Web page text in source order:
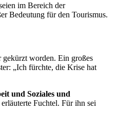
im Bereich der
Bedeutung für den Tourismus.
gekürzt worden. Ein großes
„Ich fürchte, die Krise hat
und Soziales und
Fuchtel. Für ihn sei